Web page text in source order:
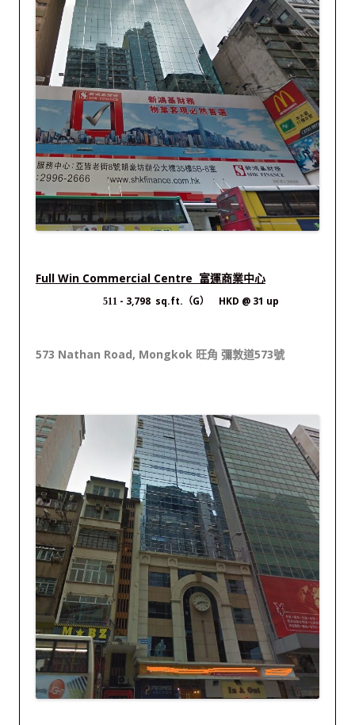
Full Win Commercial Centre 富運商業中心
511 - 3,798 sq.ft.（G） HKD @ 31 up
573 Nathan Road, Mongkok 旺角 彌敦道573號